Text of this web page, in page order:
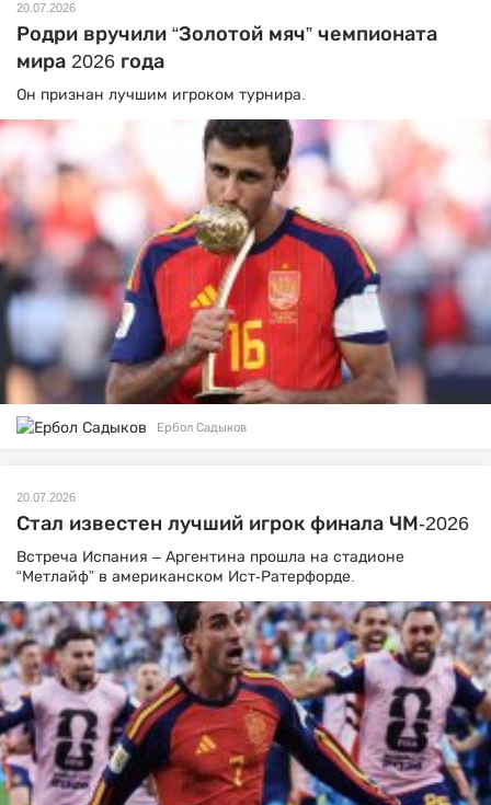
20.07.2026
Родри вручили “Золотой мяч” чемпионата
мира 2026 года
Он признан лучшим игроком турнира.
Ербол Садыков
20.07.2026
Стал известен лучший игрок финала ЧМ-2026
Встреча Испания – Аргентина прошла на стадионе
“Метлайф” в американском Ист-Ратерфорде.